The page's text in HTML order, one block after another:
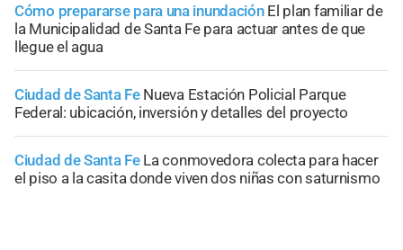
Cómo prepararse para una inundación El plan familiar de
la Municipalidad de Santa Fe para actuar antes de que
llegue el agua
Ciudad de Santa Fe Nueva Estación Policial Parque
Federal: ubicación, inversión y detalles del proyecto
Ciudad de Santa Fe La conmovedora colecta para hacer
el piso a la casita donde viven dos niñas con saturnismo